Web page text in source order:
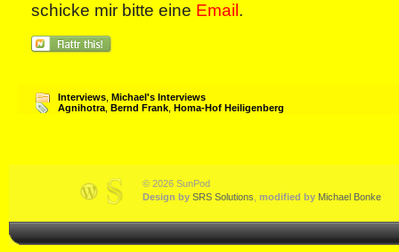
schicke mir bitte eine Email .
Interviews Michael's Interviews
Agnihotra Bernd Frank Homa-Hof Heiligenberg
© 2026 SunPod
Design by SRS Solutions modified by Michael Bonke